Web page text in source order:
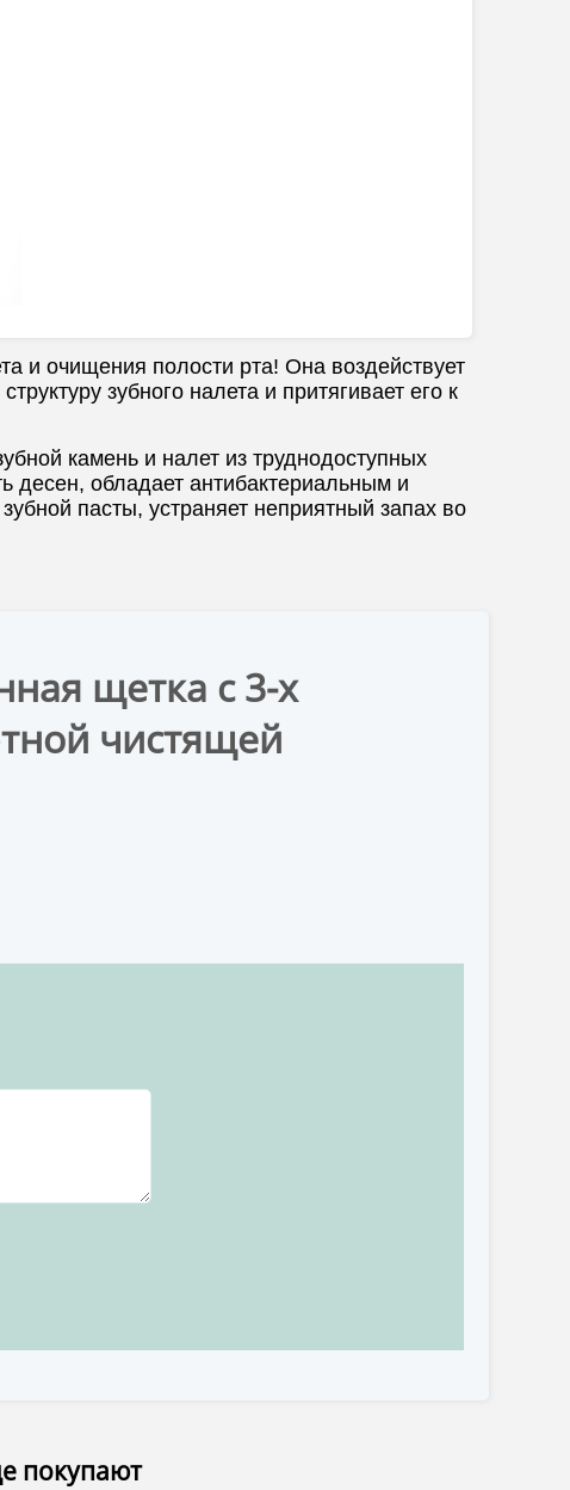
и очищения полости рта! Она воздействует
зубного налета и притягивает его к
камень и налет из труднодоступных
десен, обладает антибактериальным и
пасты, устраняет неприятный запах во
щетка с 3-х
чистящей
покупают